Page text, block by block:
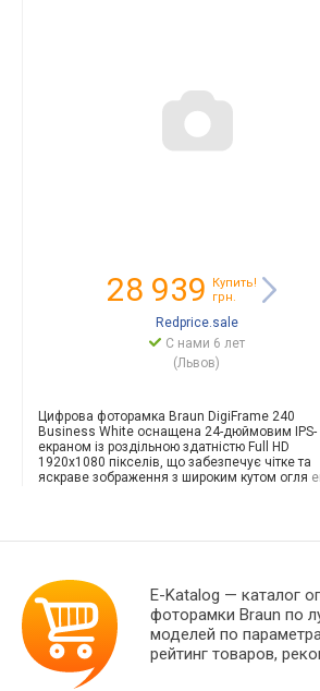
28 939
Купить!
грн.
Redprice.sale
С нами 6 лет
(Львов)
Цифрова фоторамка Braun DigiFrame 240
Business White оснащена 24-дюймовим IPS-
екраном із роздільною здатністю Full HD
1920x1080 пікселів, що забезпечує чітке та
яскраве зображення з широким кутом огля
E-Katalog — каталог
фоторамки Braun по
моделей по
рейтинг товаров,